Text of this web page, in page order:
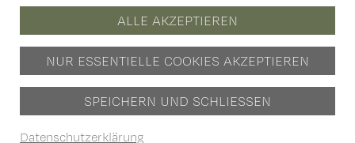
Datenschutz
Barrierefreiheit
Sitemap
Lage & Anreise
ALLE AKZEPTIEREN
NUR ESSENTIELLE COOKIES AKZEPTIEREN
SPEICHERN UND SCHLIESSEN
Datenschutzerklärung